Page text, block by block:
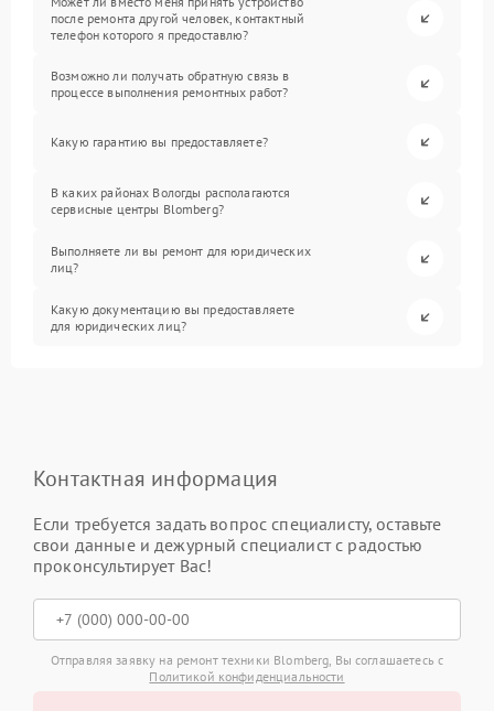
после ремонта другой человек, контактный
телефон которого я предоставлю?
Возможно ли получать обратную связь в
процессе выполнения ремонтных работ?
Какую гарантию вы предоставляете?
В каких районах Вологды располагаются
сервисные центры Blomberg?
Выполняете ли вы ремонт для юридических
лиц?
Какую документацию вы предоставляете
для юридических лиц?
Контактная информация
Если требуется задать вопрос специалисту, оставьте
свои данные и дежурный специалист с радостью
проконсультирует Вас!
Отправляя заявку на ремонт техники Blomberg, Вы соглашаетесь с
Политикой конфиденциальности